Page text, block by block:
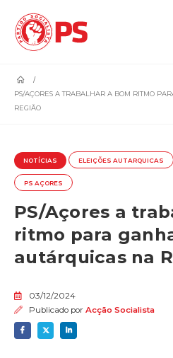
PS/AÇORES A TRABALHAR A BOM RITMO
REGIÃO
NOTÍCIAS ELEIÇÕES AUTARQUICAS
PS AÇORES
PS/Açores a
ritmo para
autárquicas na
03/12/2024
Publicado por Acção Socialista